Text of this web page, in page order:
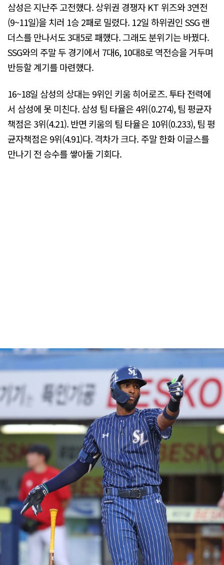
삼성은 지난주 고전했다. 상위권 경쟁자 KT 위즈와 3연전
(9~11일)을 치러 1승 2패로 밀렸다. 12일 하위권인 SSG 랜
더스를 만나서도 3대5로 패했다. 그래도 분위기는 바꿨다.
SSG와의 주말 두 경기에서 7대6, 10대8로 역전승을 거두며
반등할 계기를 마련했다.
16~18일 삼성의 상대는 9위인 키움 히어로즈. 투타 전력에
서 삼성에 못 미친다. 삼성 팀 타율은 4위(0.274), 팀 평균자
책점은 3위(4.21). 반면 키움의 팀 타율은 10위(0.233), 팀 평
균자책점은 9위(4.91)다. 격차가 크다. 주말 한화 이글스를
만나기 전 승수를 쌓아둘 기회다.